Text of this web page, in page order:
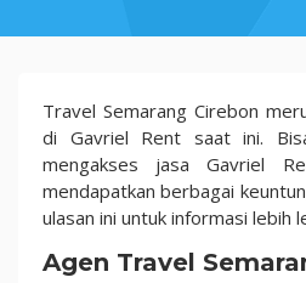
Travel
Semarang
Cirebon
Jadwal
Fleksibel
Keuntungan
Travel Semarang Cirebon
di Gavriel Rent saat ini.
mengakses jasa Gavriel
mendapatkan berbagai
ulasan ini untuk informasi lebih
Agen Travel